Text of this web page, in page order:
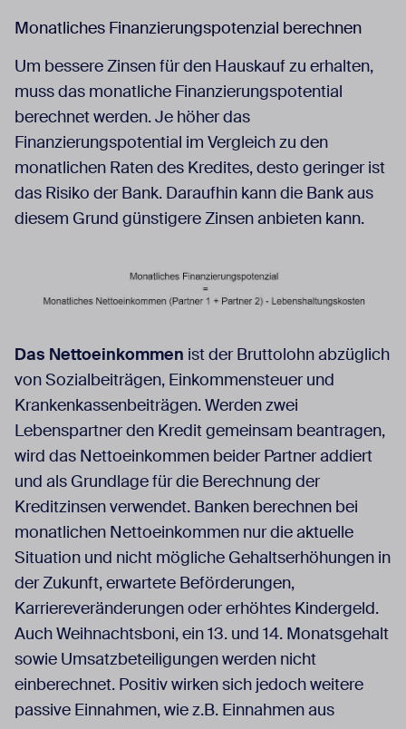
Monatliches Finanzierungspotenzial berechnen
Um bessere Zinsen für den Hauskauf zu erhalten,
muss das monatliche Finanzierungspotential
berechnet werden. Je höher das
Finanzierungspotential im Vergleich zu den
monatlichen Raten des Kredites, desto geringer ist
das Risiko der Bank. Daraufhin kann die Bank aus
diesem Grund günstigere Zinsen anbieten kann.
Das Nettoeinkommen ist der Bruttolohn abzüglich
von Sozialbeiträgen, Einkommensteuer und
Krankenkassenbeiträgen. Werden zwei
Lebenspartner den Kredit gemeinsam beantragen,
wird das Nettoeinkommen beider Partner addiert
und als Grundlage für die Berechnung der
Kreditzinsen verwendet. Banken berechnen bei
monatlichen Nettoeinkommen nur die aktuelle
Situation und nicht mögliche Gehaltserhöhungen in
der Zukunft, erwartete Beförderungen,
Karriereveränderungen oder erhöhtes Kindergeld.
Auch Weihnachtsboni, ein 13. und 14. Monatsgehalt
sowie Umsatzbeteiligungen werden nicht
einberechnet. Positiv wirken sich jedoch weitere
passive Einnahmen, wie z.B. Einnahmen aus